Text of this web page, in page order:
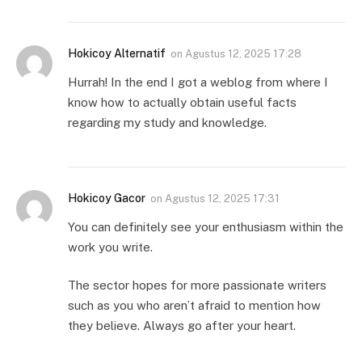
Hokicoy Alternatif on Agustus 12, 2025 17:28
Hurrah! In the end I got a weblog from where I
know how to actually obtain useful facts
regarding my study and knowledge.
Hokicoy Gacor on Agustus 12, 2025 17:31
You can definitely see your enthusiasm within the
work you write.
The sector hopes for more passionate writers
such as you who aren’t afraid to mention how
they believe. Always go after your heart.